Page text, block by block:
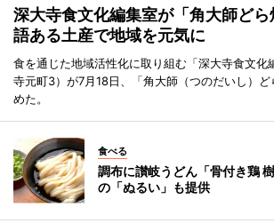
深大寺食文化編集室が「角大師ど
語ある土産で地域を元気に
食を通じた地域活性化に取り組む「深大寺食文化
寺元町3）が7月18日、「角大師（つのだいし）
めた。
食べる
調布に讃岐うどん「骨付き鶏
の「ぬるい」も提供